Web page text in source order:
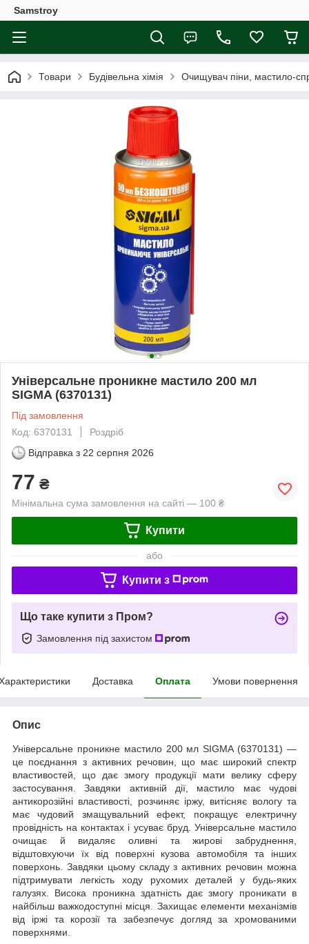
Samstroy
Товари Будівельна хімія Очищувач піни, мастило-
Універсальне проникне мастило 200 мл
SIGMA (6370131)
Під замовлення
Код: 6370131
Роздріб
Відправка з 22 серпня 2026
77 ₴
Мінімальна сума замовлення на сайті — 100 ₴
Купити
або
Купити з
Що таке купити з Пром?
Замовлення під захистом
Доставка Оплата Умови повернення
Опис
Універсальне проникне мастило 200 мл SIGMA (6370131) —
це поєднання з активних речовин, що має широкий спектр
властивостей, що дає змогу продукції мати велику сферу
застосування. Завдяки активній дії, мастило має чудові
антикорозійні властивості, розчиняє іржу, витісняє вологу та
має чудовий змащувальний ефект, покращує електричну
провідність на контактах і усуває бруд. Універсальне мастило
очищає й видаляє оливні та жирові забруднення,
відштовхуючи їх від поверхні кузова автомобіля та інших
поверхонь. Завдяки цьому складу з активних речовин можна
підтримувати легкість ходу рухомих деталей у будь-яких
галузях. Висока проникна здатність дає змогу проникати в
найбільш важкодоступні місця. Захищає елементи механізмів
від іржі та корозії та забезпечує догляд за хромованими
поверхнями.